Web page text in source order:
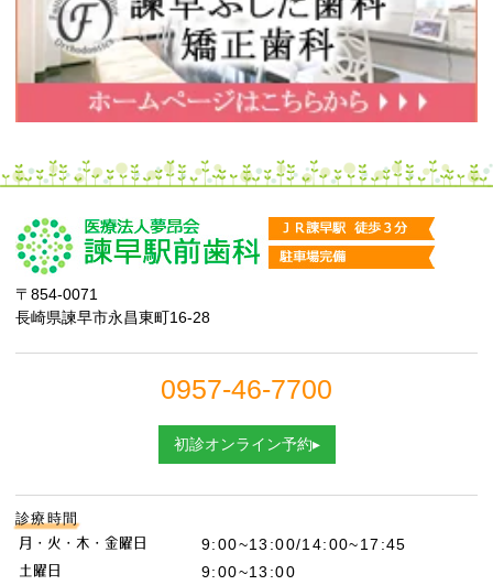
〒854-0071
長崎県諫早市永昌東町16-28
0957-46-7700
初診オンライン予約▸
診療時間
月・火・木・金曜日 9:00~13:00/14:00~17:45
土曜日 9:00~13:00